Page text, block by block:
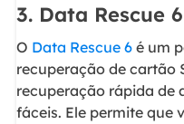
3. Data Rescue 6
O Data Rescue 6é um
recuperação de cartão
recuperação rápida de
fáceis. Ele permite que